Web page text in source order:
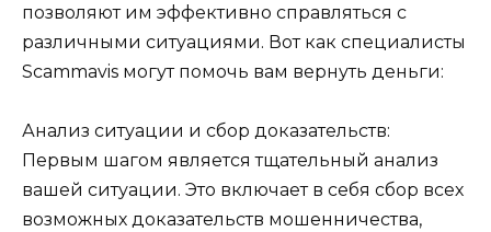
позволяют им эффективно справляться с
различными ситуациями. Вот как специалисты
Scammavis могут помочь вам вернуть деньги:
Анализ ситуации и сбор доказательств:
Первым шагом является тщательный анализ
вашей ситуации. Это включает в себя сбор всех
возможных доказательств мошенничества,